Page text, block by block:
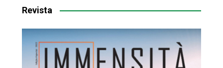
Revista